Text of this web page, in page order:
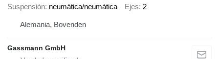
Suspensión neumática/neumática Ejes 2
Alemania, Bovenden
Gassmann GmbH